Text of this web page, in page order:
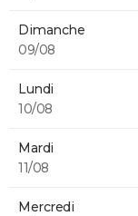
Dimanche
09/08
Lundi
10/08
Mardi
11/08
Mercredi